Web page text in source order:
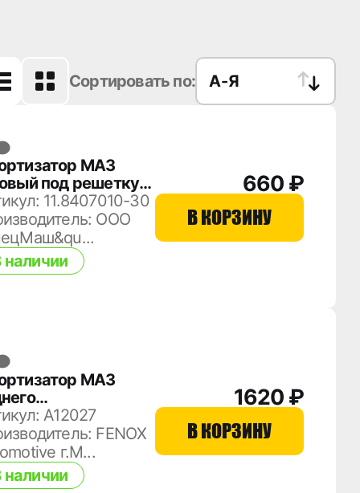
Сортировать по: А-Я
МАЗ
под решетку
6430 11-
30
11.8407010-30
ООО
наличии
660 ₽
В КОРЗИНУ
МАЗ
5440,6430
10
A12027
FENOX
г.М...
наличии
1620 ₽
В КОРЗИНУ